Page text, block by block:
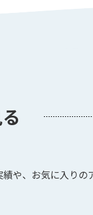
や、お気に入りの